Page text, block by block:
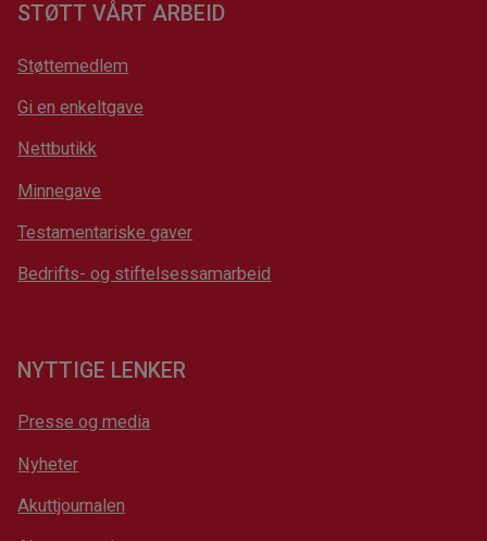
STØTT VÅRT ARBEID
Støttemedlem
Gi en enkeltgave
Nettbutikk
Minnegave
Testamentariske gaver
Bedrifts- og stiftelsessamarbeid
NYTTIGE LENKER
Presse og media
Nyheter
Akuttjournalen